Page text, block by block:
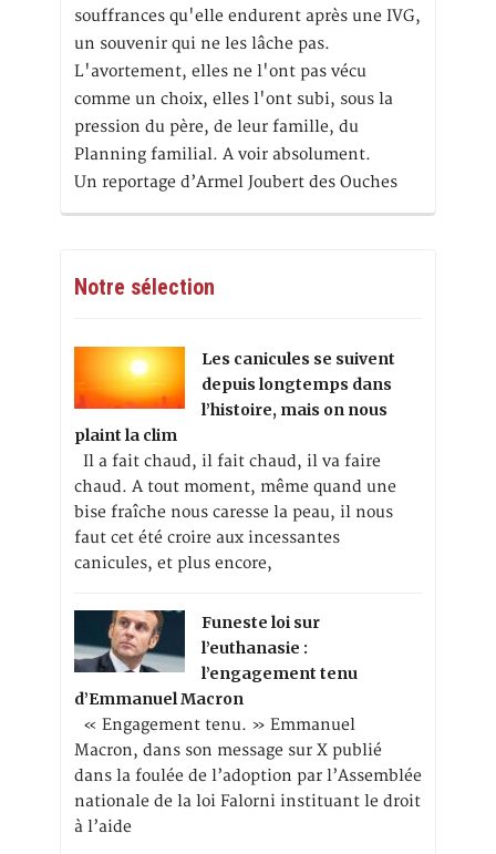
souffrances qu'elle endurent après une IVG,
un souvenir qui ne les lâche pas.
L'avortement, elles ne l'ont pas vécu
comme un choix, elles l'ont subi, sous la
pression du père, de leur famille, du
Planning familial. A voir absolument.
Un reportage d’Armel Joubert des Ouches
Notre sélection
Les canicules se suivent
depuis longtemps dans
l’histoire, mais on nous
plaint la clim
Il a fait chaud, il fait chaud, il va faire
chaud. A tout moment, même quand une
bise fraîche nous caresse la peau, il nous
faut cet été croire aux incessantes
canicules, et plus encore,
Funeste loi sur
l’euthanasie :
l’engagement tenu
d’Emmanuel Macron
« Engagement tenu. » Emmanuel
Macron, dans son message sur X publié
dans la foulée de l’adoption par l’Assemblée
nationale de la loi Falorni instituant le droit
à l’aide